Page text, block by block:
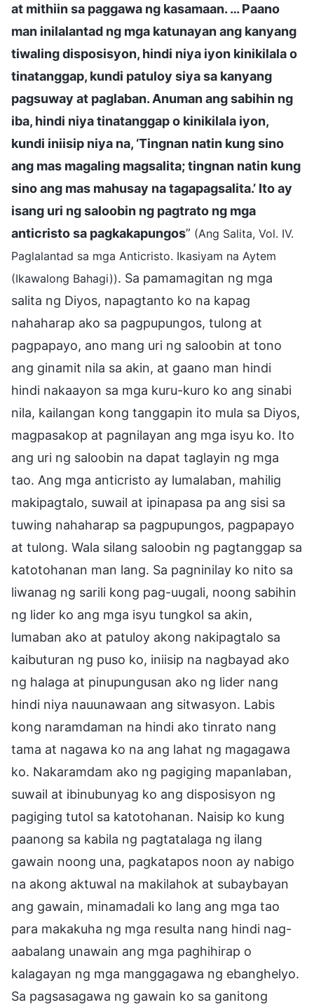
at mithiin sa paggawa ng kasamaan. … Paano
man inilalantad ng mga katunayan ang kanyang
tiwaling disposisyon, hindi niya iyon kinikilala o
tinatanggap, kundi patuloy siya sa kanyang
pagsuway at paglaban. Anuman ang sabihin ng
iba, hindi niya tinatanggap o kinikilala iyon,
kundi iniisip niya na, ‘Tingnan natin kung sino
ang mas magaling magsalita; tingnan natin kung
sino ang mas mahusay na tagapagsalita.’ Ito ay
isang uri ng saloobin ng pagtrato ng mga
anticristo sa pagkakapungos” (Ang Salita, Vol. IV.
Paglalantad sa mga Anticristo. Ikasiyam na Aytem
(Ikawalong Bahagi)). Sa pamamagitan ng mga
salita ng Diyos, napagtanto ko na kapag
nahaharap ako sa pagpupungos, tulong at
pagpapayo, ano mang uri ng saloobin at tono
ang ginamit nila sa akin, at gaano man hindi
hindi nakaayon sa mga kuru-kuro ko ang sinabi
nila, kailangan kong tanggapin ito mula sa Diyos,
magpasakop at pagnilayan ang mga isyu ko. Ito
ang uri ng saloobin na dapat taglayin ng mga
tao. Ang mga anticristo ay lumalaban, mahilig
makipagtalo, suwail at ipinapasa pa ang sisi sa
tuwing nahaharap sa pagpupungos, pagpapayo
at tulong. Wala silang saloobin ng pagtanggap sa
katotohanan man lang. Sa pagninilay ko nito sa
liwanag ng sarili kong pag-uugali, noong sabihin
ng lider ko ang mga isyu tungkol sa akin,
lumaban ako at patuloy akong nakipagtalo sa
kaibuturan ng puso ko, iniisip na nagbayad ako
ng halaga at pinupungusan ako ng lider nang
hindi niya nauunawaan ang sitwasyon. Labis
kong naramdaman na hindi ako tinrato nang
tama at nagawa ko na ang lahat ng magagawa
ko. Nakaramdam ako ng pagiging mapanlaban,
suwail at ibinubunyag ko ang disposisyon ng
pagiging tutol sa katotohanan. Naisip ko kung
paanong sa kabila ng pagtatalaga ng ilang
gawain noong una, pagkatapos noon ay nabigo
na akong aktuwal na makilahok at subaybayan
ang gawain, minamadali ko lang ang mga tao
para makakuha ng mga resulta nang hindi nag-
aabalang unawain ang mga paghihirap o
kalagayan ng mga manggagawa ng ebanghelyo.
Sa pagsasagawa ng gawain ko sa ganitong